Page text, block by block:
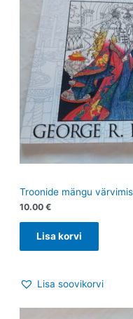
Troonide mängu
10.00 €
Lisa korvi
Lisa soovikorvi